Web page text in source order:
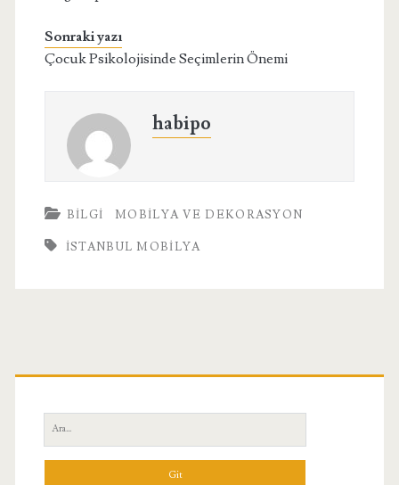
Sonraki yazı
Çocuk Psikolojisinde Seçimlerin Önemi
habipo
BILGI MOBILYA VE DEKORASYON
İSTANBUL MOBILYA
Birincil
Yan
Menü
Ara: